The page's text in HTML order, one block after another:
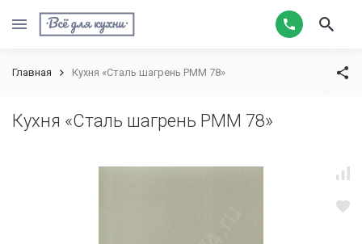
Главная Кухня «Сталь шагрень РММ 78»
Кухня «Сталь шагрень РММ 78»